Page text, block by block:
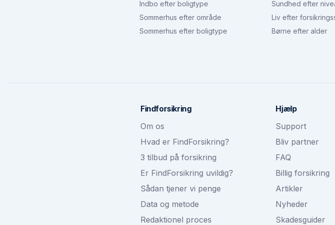
Indbo efter boligtype
Sommerhus efter område
Sommerhus efter boligtype
Sundhed efter
Liv efter
Børne efter alder
Findforsikring
Om os
Hvad er FindForsikring?
3 tilbud på forsikring
Er FindForsikring uvildig?
Sådan tjener vi penge
Data og metode
Redaktionel proces
Hjælp
Support
Bliv partner
FAQ
Billig forsikring
Artikler
Nyheder
Skadesguider